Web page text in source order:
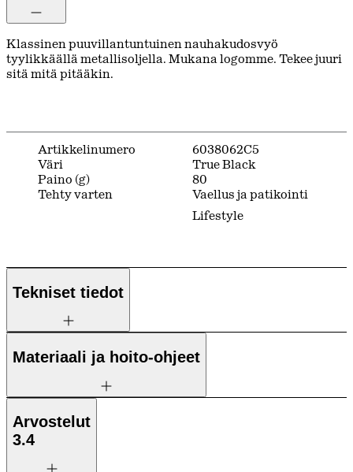
Klassinen puuvillantuntuinen nauhakudosvyö
tyylikkäällä metallisoljella. Mukana logomme. Tekee juuri
sitä mitä pitääkin.
Artikkelinumero
6038062C5
Väri
True Black
Paino (g)
80
Tehty varten
Vaellus ja patikointi
Lifestyle
Tekniset tiedot
Materiaali ja hoito-ohjeet
Arvostelut
3.4